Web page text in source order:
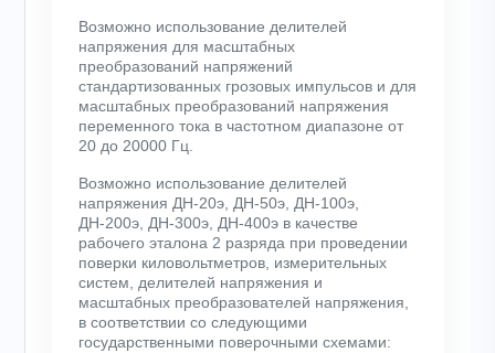
Возможно использование делителей
напряжения для масштабных
преобразований напряжений
стандартизованных грозовых импульсов и для
масштабных преобразований напряжения
переменного тока в частотном диапазоне от
20 до 20000 Гц.
Возможно использование делителей
напряжения ДН-20э, ДН-50э, ДН-100э,
ДН-200э, ДН-300э, ДН-400э в качестве
рабочего эталона 2 разряда при проведении
поверки киловольтметров, измерительных
систем, делителей напряжения и
масштабных преобразователей напряжения,
в соответствии со следующими
государственными поверочными схемами: